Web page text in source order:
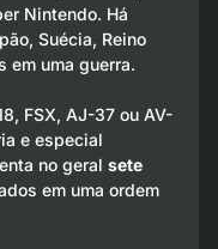
Nintendo. Há
Suécia, Reino
em uma guerra.
FSX, AJ-37 ou AV-
e especial
no geral sete
em uma ordem